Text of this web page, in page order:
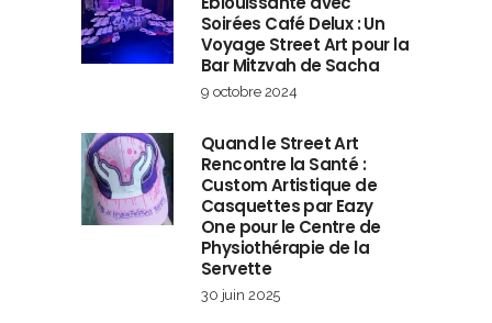
Soirées Café Delux : Un
Voyage Street Art pour la
Bar Mitzvah de Sacha
9 octobre 2024
Quand le Street Art
Rencontre la Santé :
Custom Artistique de
Casquettes par Eazy
One pour le Centre de
Physiothérapie de la
Servette
30 juin 2025